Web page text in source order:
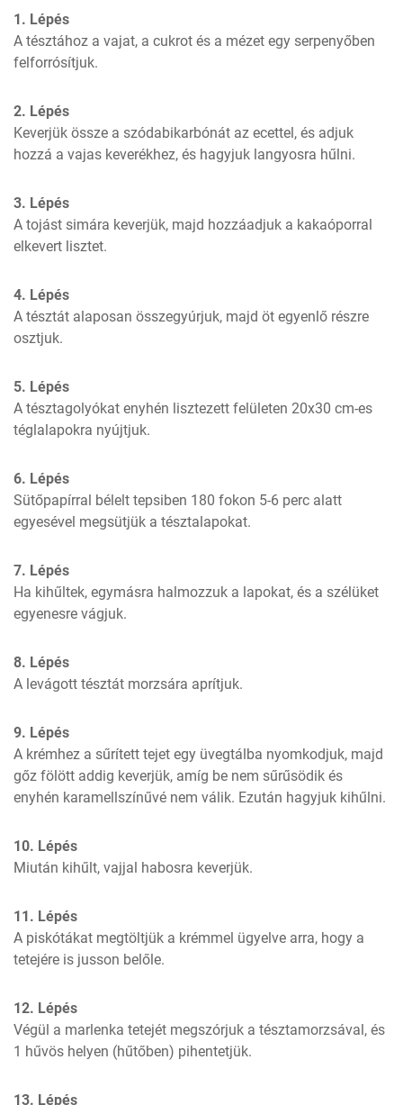
1. Lépés
A tésztához a vajat, a cukrot és a mézet egy serpenyőben
felforrósítjuk.
2. Lépés
Keverjük össze a szódabikarbónát az ecettel, és adjuk
hozzá a vajas keverékhez, és hagyjuk langyosra hűlni.
3. Lépés
A tojást simára keverjük, majd hozzáadjuk a kakaóporral
elkevert lisztet.
4. Lépés
A tésztát alaposan összegyúrjuk, majd öt egyenlő részre
osztjuk.
5. Lépés
A tésztagolyókat enyhén lisztezett felületen 20x30 cm-es
téglalapokra nyújtjuk.
6. Lépés
Sütőpapírral bélelt tepsiben 180 fokon 5-6 perc alatt
egyesével megsütjük a tésztalapokat.
7. Lépés
Ha kihűltek, egymásra halmozzuk a lapokat, és a szélüket
egyenesre vágjuk.
8. Lépés
A levágott tésztát morzsára aprítjuk.
9. Lépés
A krémhez a sűrített tejet egy üvegtálba nyomkodjuk, majd
gőz fölött addig keverjük, amíg be nem sűrűsödik és
enyhén karamellszínűvé nem válik. Ezután hagyjuk kihűlni.
10. Lépés
Miután kihűlt, vajjal habosra keverjük.
11. Lépés
A piskótákat megtöltjük a krémmel ügyelve arra, hogy a
tetejére is jusson belőle.
12. Lépés
Végül a marlenka tetejét megszórjuk a tésztamorzsával, és
1 hűvös helyen (hűtőben) pihentetjük.
13. Lépés